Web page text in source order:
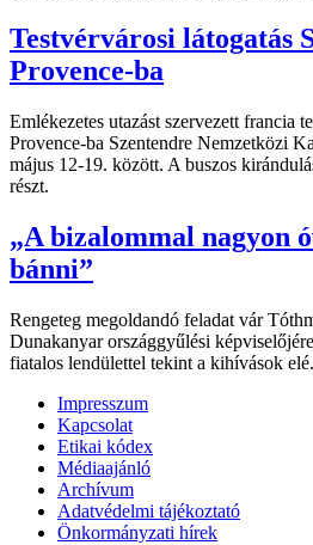
Testvérvárosi látogatás
Provence-ba
Emlékezetes utazást szervezett francia
Provence-ba Szentendre Nemzetközi
május 12-19. között. A buszos
részt.
„A bizalommal nagyon
bánni”
Rengeteg megoldandó feladat vár
Dunakanyar országgyűlési
fiatalos lendülettel tekint a kihívások elé.
Impresszum
Kapcsolat
Etikai kódex
Médiaajánló
Archívum
Adatvédelmi tájékoztató
Önkormányzati hírek